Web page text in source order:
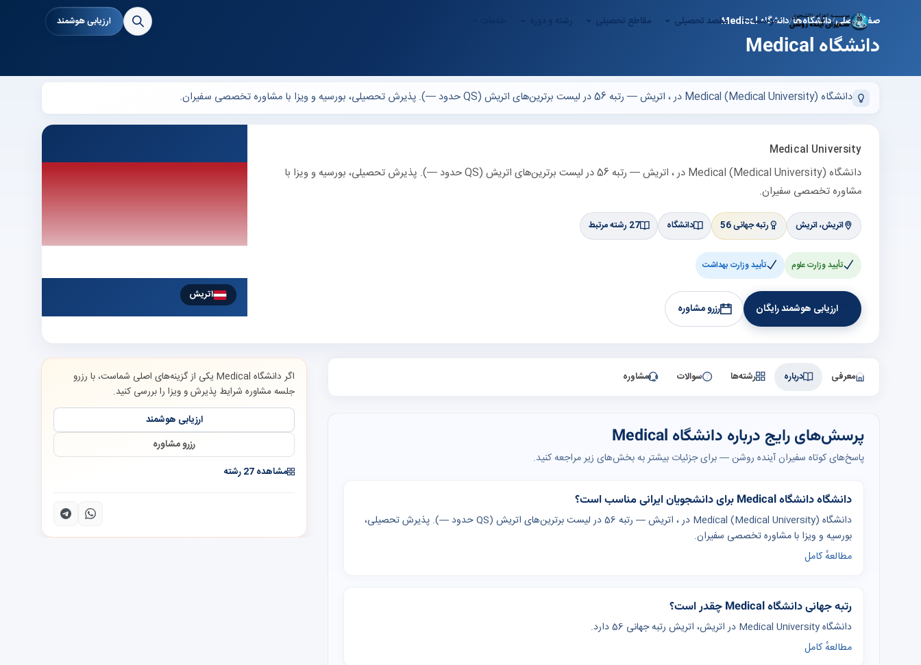
ارزیابی هوشمند موسسه مقصد تحصیلی مقاطع تحصیلی صفحه اصلی دانشگاه‌ها دانشگاه Medical
دانشگاه Medical
دانشگاه Medical (Medical University) در ، اتریش — رتبه 56 در لیست برترین‌های اتریش (QS حدود —). پذیرش تحصیلی، بورسیه و ویزا با مشاوره تخصصی سفیران.
Medical University
دانشگاه Medical (Medical University) در ، اتریش — رتبه 56 در لیست برترین‌های اتریش (QS حدود —). پذیرش تحصیلی، بورسیه و ویزا با
مشاوره تخصصی سفیران.
اتریش، اتریش رتبه جهانی 56 دانشگاه 27 رشته مرتبط
تأیید وزارت علوم تأیید وزارت بهداشت
ارزیابی هوشمند رایگان رزرو مشاوره
اتریش
معرفی درباره رشته‌ها سوالات مشاوره
پرسش‌های رایج درباره دانشگاه Medical
پاسخ‌های کوتاه سفیران آینده روشن — برای جزئیات بیشتر به بخش‌های زیر مراجعه کنید.
دانشگاه دانشگاه Medical برای دانشجویان ایرانی مناسب است؟
دانشگاه Medical (Medical University) در ، اتریش — رتبه 56 در لیست برترین‌های اتریش (QS حدود —). پذیرش تحصیلی،
بورسیه و ویزا با مشاوره تخصصی سفیران.
مطالعهٔ کامل
رتبه جهانی دانشگاه Medical چقدر است؟
دانشگاه Medical University در اتریش، اتریش رتبه جهانی 56 دارد.
مطالعهٔ کامل
اگر دانشگاه Medical یکی از گزینه‌های اصلی شماست، با رزرو
جلسه مشاوره شرایط پذیرش و ویزا را بررسی کنید.
ارزیابی هوشمند
رزرو مشاوره
مشاهده 27 رشته